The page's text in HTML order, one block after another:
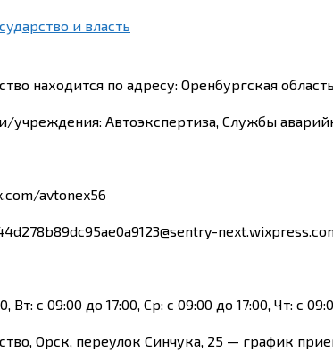
и власть
находится по адресу: Оренбургская
учреждения: Автоэкспертиза, Службы
avtonex56
с 09:00 до 17:00, Ср: с 09:00 до 17:00, Чт: с
Орск, переулок Синчука, 25 — график